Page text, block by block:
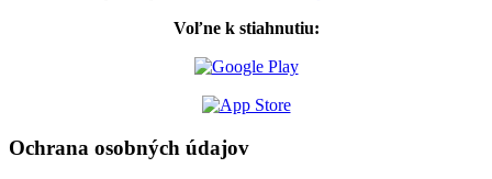
Voľne k stiahnutiu:
Ochrana osobných údajov